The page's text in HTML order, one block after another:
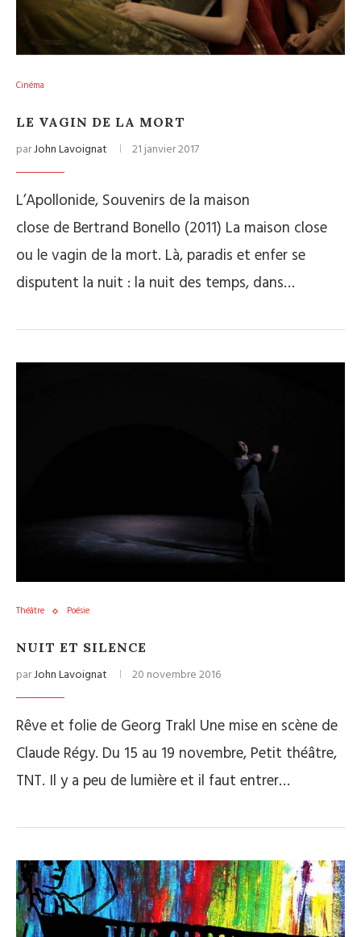
Cinéma
LE VAGIN DE LA MORT
parJohn Lavoignat 21 janvier 2017
L’Apollonide, Souvenirs de la maison
close de Bertrand Bonello (2011) La maison close
ou le vagin de la mort. Là, paradis et enfer se
disputent la nuit : la nuit des temps, dans…
Théâtre Poésie
NUIT ET SILENCE
parJohn Lavoignat 20 novembre 2016
Rêve et folie de Georg Trakl Une mise en scène de
Claude Régy. Du 15 au 19 novembre, Petit théâtre,
TNT. Il y a peu de lumière et il faut entrer…